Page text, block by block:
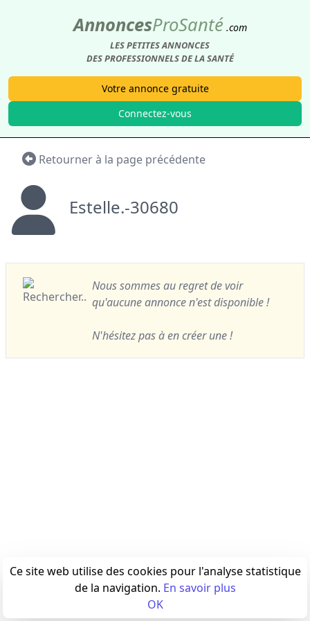
AnnoncesProSanté .com
LES PETITES ANNONCES
DES PROFESSIONNELS DE LA SANTÉ
Votre annonce gratuite
Connectez-vous
Retourner à la page précédente
Estelle.-30680
Nous sommes au regret de voir
qu'aucune annonce n'est disponible !
N'hésitez pas à en créer une !
Ce site web utilise des cookies pour l'analyse statistique
de la navigation. En savoir plus
OK